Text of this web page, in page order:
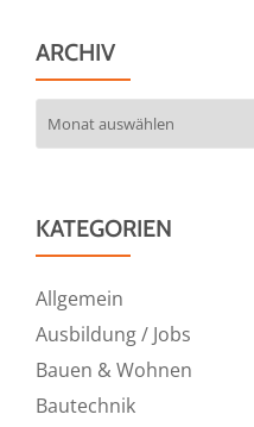
ARCHIV
KATEGORIEN
Allgemein
Ausbildung / Jobs
Bauen & Wohnen
Bautechnik